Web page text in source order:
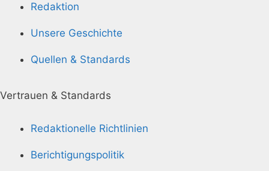
Redaktion
Unsere Geschichte
Quellen & Standards
Vertrauen & Standards
Redaktionelle Richtlinien
Berichtigungspolitik